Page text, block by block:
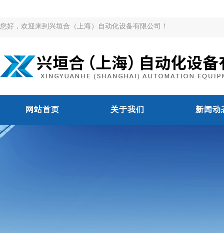
您好，欢迎来到兴垣合（上海）自动化设备有限公司！
网站首页 关于我们 新闻动